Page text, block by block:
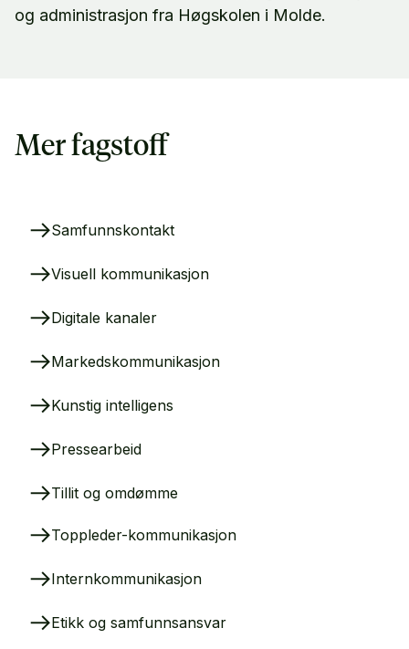
og administrasjon fra Høgskolen i Molde.
Mer fagstoff
Samfunnskontakt
Visuell kommunikasjon
Digitale kanaler
Markedskommunikasjon
Kunstig intelligens
Pressearbeid
Tillit og omdømme
Toppleder-kommunikasjon
Internkommunikasjon
Etikk og samfunnsansvar